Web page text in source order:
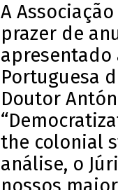
A
prazer de
apresentado
Portuguesa
Doutor
the colonial
análise, o